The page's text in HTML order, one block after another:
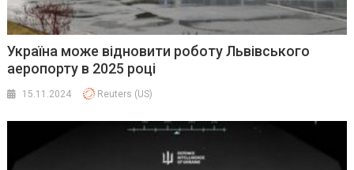
Україна може відновити роботу Львівського
аеропорту в 2025 році
15.11.2024 Reuters (US)